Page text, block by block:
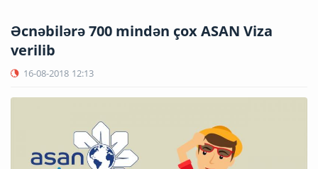
Əcnəbilərə 700 mindən çox ASAN Viza
verilib
16-08-2018 12:13